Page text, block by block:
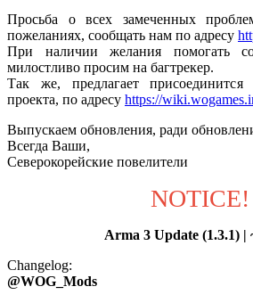
Просьба о всех замеченных
пожеланиях, сообщать нам по адресу
При наличии желания помогать
милостливо просим на багтрекер.
Так же, предлагает
проекта, по адресу https://
Выпускаем обновления, ради
Всегда Ваши,
Северокорейские повелители
NOTICE!
Arma 3 Update (1.3.1) |
Changelog:
@WOG_Mods